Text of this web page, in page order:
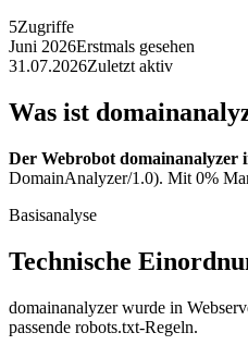
5Zugriffe
Juni 2026Erstmals gesehen
31.07.2026Zuletzt aktiv
Was ist
Der Webrobot domainanalyzer
DomainAnalyzer/1.0). Mit 0%
Basisanalyse
Technische
domainanalyzer wurde in
passende robots.txt-Regeln.